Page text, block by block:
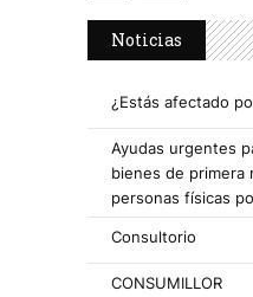
Noticias
¿Estás afectado
Ayudas urgentes
bienes de primera
personas físicas
Consultorio
CONSUMILLOR